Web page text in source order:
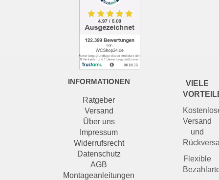
VIELE
Versand
und
Flexible
INFORMATIONEN
Ratgeber
Versand
Über uns
Impressum
Widerrufsrecht
Datenschutz
AGB
Montageanleitungen